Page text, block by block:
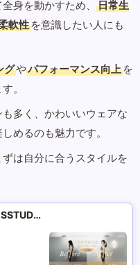
身を動かすため、
日常生
軟性 を意識したい人にも
グやパフォーマンス向上 を
。
多く、かわいいウェアな
めるのも魅力です。
は自分に合うスタイルを
ピラティススタジオ デップ (PILATESSTUDIO DEP)